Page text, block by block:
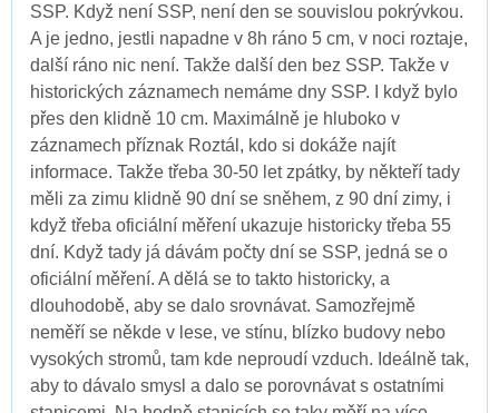
SSP. Když není SSP, není den se souvislou pokrývkou.
A je jedno, jestli napadne v 8h ráno 5 cm, v noci roztaje,
další ráno nic není. Takže další den bez SSP. Takže v
historických záznamech nemáme dny SSP. I když bylo
přes den klidně 10 cm. Maximálně je hluboko v
záznamech příznak Roztál, kdo si dokáže najít
informace. Takže třeba 30-50 let zpátky, by někteří tady
měli za zimu klidně 90 dní se sněhem, z 90 dní zimy, i
když třeba oficiální měření ukazuje historicky třeba 55
dní. Když tady já dávám počty dní se SSP, jedná se o
oficiální měření. A dělá se to takto historicky, a
dlouhodobě, aby se dalo srovnávat. Samozřejmě
neměří se někde v lese, ve stínu, blízko budovy nebo
vysokých stromů, tam kde neproudí vzduch. Ideálně tak,
aby to dávalo smysl a dalo se porovnávat s ostatními